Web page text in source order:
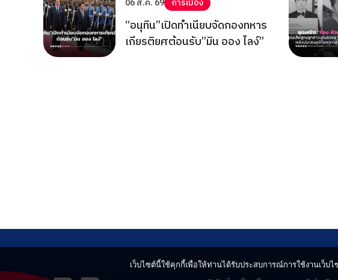
“อนุทิน”เปิดทำเนียบจัดกองทหาร
เกียรติยศต้อนรับ”มิน ออง ไลง์”
เว็บไซต์นี้ใช้คุกกี้เพื่อให้ท่านได้รับประสบการณ์การใช้งานเว็บไ